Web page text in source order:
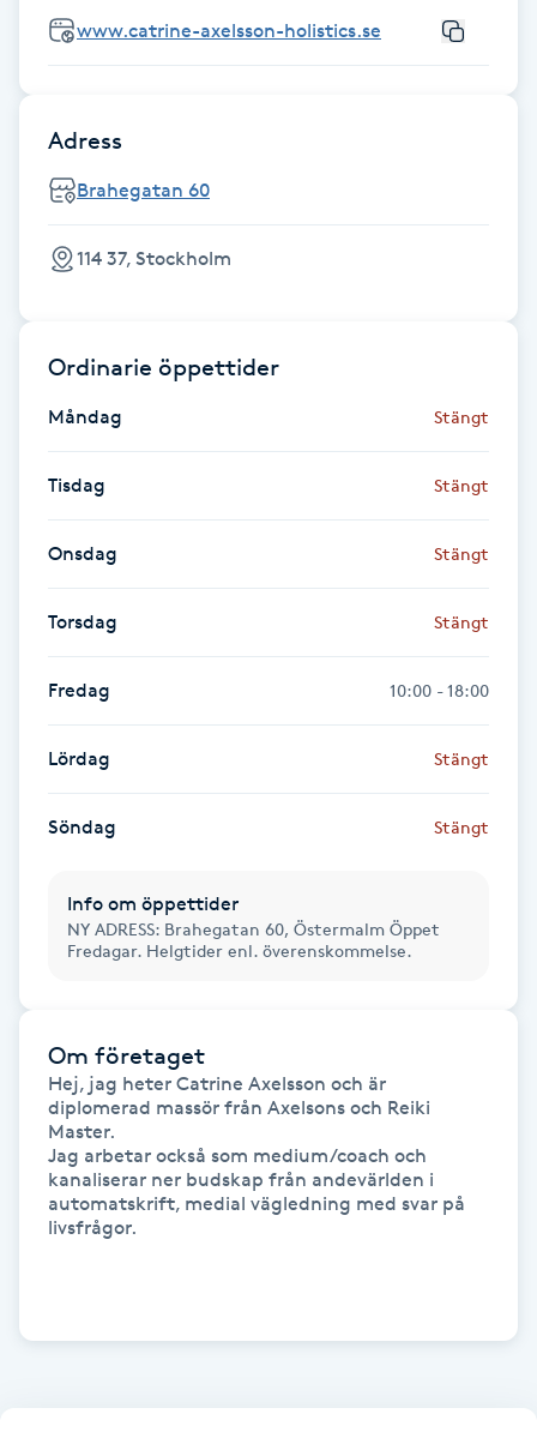
Föning
G
Gel naglar
Gellack
Gravidmassage
Gravidyoga
Gruppträning
Gua Sha-massage
Herrklippning
Hollywood Peel
Hot Stone Massage
Hot yoga
www.catrine-axelsson-holistics.se
Adress
Brahegatan 60
114 37, Stockholm
Ordinarie öppettider
Måndag Stängt
Tisdag Stängt
Onsdag Stängt
Torsdag Stängt
Fredag 10:00 - 18:00
Lördag Stängt
Söndag Stängt
Info om öppettider
NY ADRESS: Brahegatan 60, Östermalm Öppet
Fredagar. Helgtider enl. överenskommelse.
Om företaget
Hej, jag heter Catrine Axelsson och är
diplomerad massör från Axelsons och Reiki
Master.
Jag arbetar också som medium/coach och
kanaliserar ner budskap från andevärlden i
automatskrift, medial vägledning med svar på
livsfrågor.